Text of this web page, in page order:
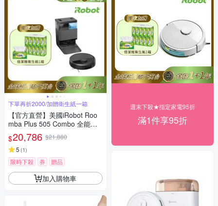
下單再折2000/加贈衛生紙一箱
【官方直營】美國iRobot Roo
mba Plus 505 Combo 全能熱
旋風延邊掃拖機器人 總代理保
固1+1年
$20,786 $21,880
5 (1)
限時下殺 券 贈品
加入購物車
週末下殺★指定家電95折
滿1件享95折